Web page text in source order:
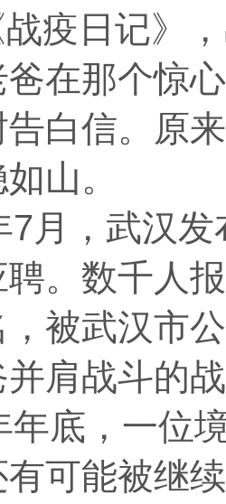
日记》，
在那个惊
白信。原
山。
，武汉发
。数千人
被武汉市
肩战斗的
，一位境
可能被继